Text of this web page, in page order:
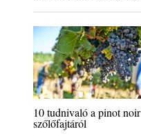
10 tudnivaló a pinot noir
szőlőfajtáról